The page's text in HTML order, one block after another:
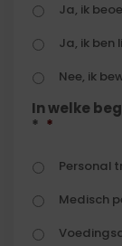
Ja, ik
Ja, ik ben
Nee, ik
In welke
* *
Personal
Medisch